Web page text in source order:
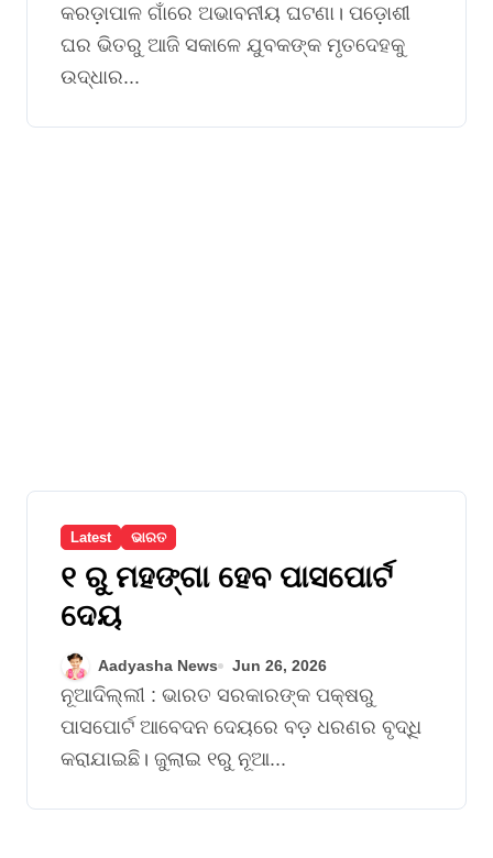
କରଡ଼ାପାଳ ଗାଁରେ ଅଭାବନୀୟ ଘଟଣା। ପଡ଼ୋଶୀ
ଘର ଭିତରୁ ଆଜି ସକାଳେ ଯୁବକଙ୍କ ମୃତଦେହକୁ
ଉଦ୍ଧାର...
Latest ଭାରତ
୧ ରୁ ମହଙ୍ଗା ହେବ ପାସପୋର୍ଟ
ଦେୟ
Aadyasha News Jun 26, 2026
ନୂଆଦିଲ୍ଲୀ : ଭାରତ ସରକାରଙ୍କ ପକ୍ଷରୁ
ପାସପୋର୍ଟ ଆବେଦନ ଦେୟରେ ବଡ଼ ଧରଣର ବୃଦ୍ଧି
କରାଯାଇଛି। ଜୁଲାଇ ୧ରୁ ନୂଆ...